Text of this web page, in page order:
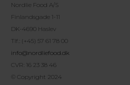
Nordlie Food A/S
Finlandsgade 1-11
DK-4690 Haslev
Tlf.: (+45) 57 61 78 00
info@nordliefood.dk
CVR: 16 23 38 46
© Copyright 2024